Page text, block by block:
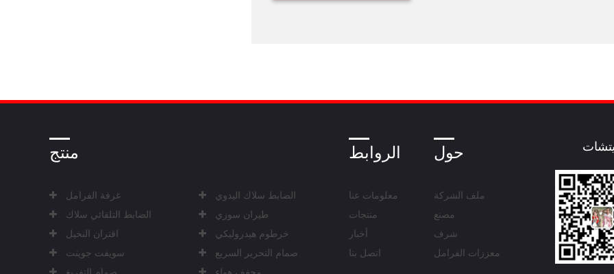
منتج
غرفة الفرامل
الضابط سلاك اليدوي
الضابط التلقائي سلاك
طيران سوزي
اقتران النخيل
خرطوم هيدروليكي
سويفت جوينت
صمام التحرير السريع
الروابط
معلومات عنا
منتجات
أخبار
اتصل بنا
حول
ملف الشركة
مصنع
شرف
معززات الفرامل